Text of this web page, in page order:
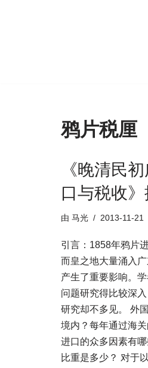
鸦片税厘
《晚清民
口与税收
由 马光 2013-11-21
引言：1858年鸦片
而皇之地大量涌入
产生了重要影响。
问题研究得比较深
研究却不多见。 外
境内？每年通过海
进口的众多因素有
比重是多少？ 对于